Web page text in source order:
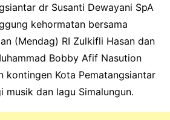
dr Susanti Dewayani SpA
kehormatan bersama
(Mendag) RI Zulkifli Hasan dan
Bobby Afif Nasution
kontingen Kota Pematangsiantar
musik dan lagu Simalungun.